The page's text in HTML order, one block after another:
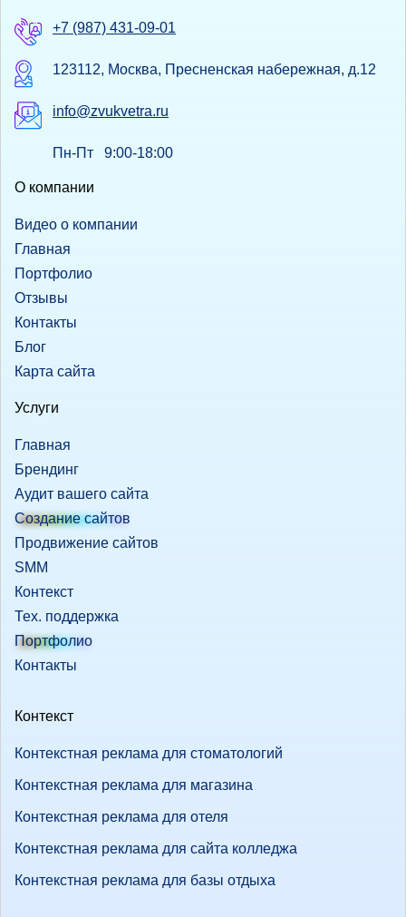
+7 (987) 431-09-01
123112, Москва, Пресненская набережная, д.12
info@zvukvetra.ru
Пн-Пт 9:00-18:00
О компании
Видео о компании
Главная
Портфолио
Отзывы
Контакты
Блог
Карта сайта
Услуги
Главная
Брендинг
Аудит вашего сайта
Создание сайтов
Продвижение сайтов
SMM
Контекст
Тех. поддержка
Портфолио
Контакты
Контекст
Контекстная реклама для стоматологий
Контекстная реклама для магазина
Контекстная реклама для отеля
Контекстная реклама для сайта колледжа
Контекстная реклама для базы отдыха